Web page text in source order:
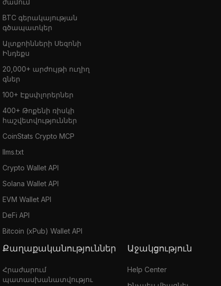
BTC գերակայության
գծապատկեր
Ալտքոինների Սեզոնի
Ինդեքս
20,000+ արժույթի ուղիղ
գներ
100+ Էքսփլորերներ
400+ Թոքենի ռիսկի
հաշվետվություններ
CoinStats Crypto MCP
llms.txt
Crypto Wallet API
Solana Wallet API
EVM Wallet API
DeFi API
Bitcoin (xPub) Wallet API
Քաղաքականություններ
Հրաժարում
պատասխանատվությու
Աջակցություն
Help Center